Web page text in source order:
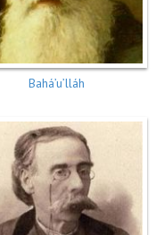
Bahá’u’lláh